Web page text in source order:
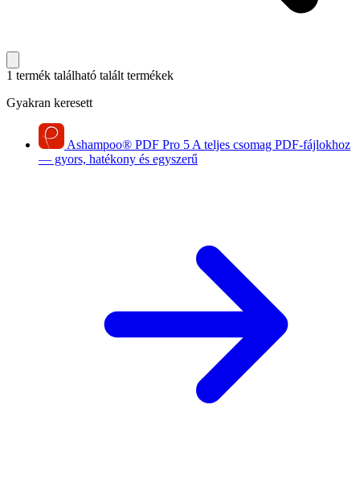
1 termék található talált termékek
Gyakran keresett
Ashampoo® PDF Pro 5 A teljes csomag PDF-fájlokhoz
— gyors, hatékony és egyszerű